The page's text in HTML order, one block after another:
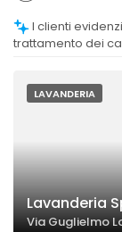
trattamento dei
LAVANDERIA
Lavanderia
Via Guglielmo